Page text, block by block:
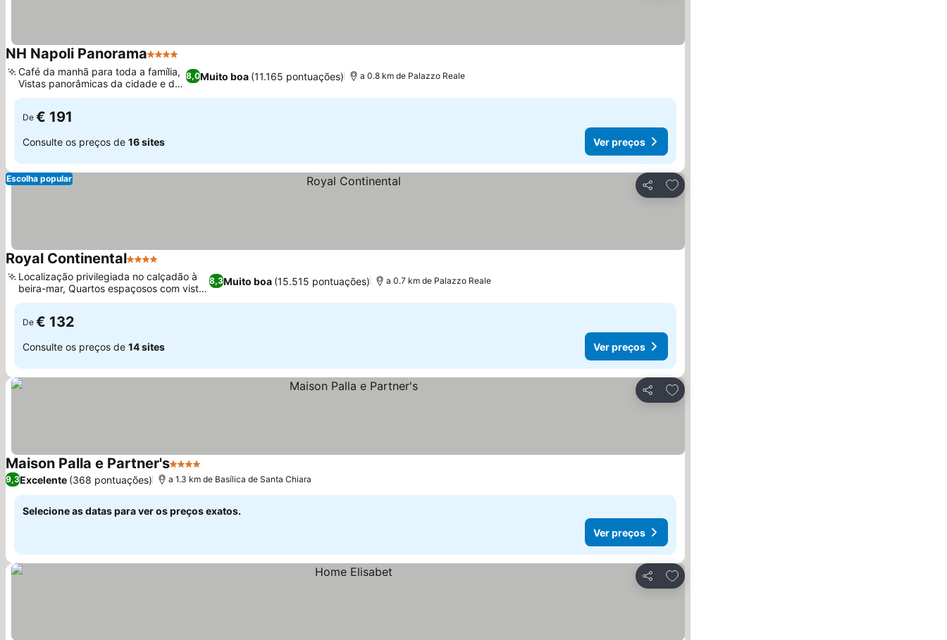
NH Napoli Panorama4 Estrelas
8,0Muito boa (11.165 pontuações)
Café da manhã para toda a família,
Vistas panorâmicas da cidade e do
mar
a 0.8 km de Palazzo Reale
De € 191
Consulte os preços de 16 sites Ver preços
Partilhar
Adicionar aos favoritos
Escolha popular
Royal Continental4 Estrelas
8,3Muito boa (15.515 pontuações)
Localização privilegiada no calçadão à
beira-mar, Quartos espaçosos com vista
para o golfo
a 0.7 km de Palazzo Reale
De € 132
Consulte os preços de 14 sites Ver preços
Partilhar
Adicionar aos favoritos
Maison Palla e Partner's4 Estrelas
9,3Excelente (368 pontuações) a 1.3 km de Basílica de Santa Chiara
Selecione as datas para ver os preços exatos.
Ver preços
Partilhar
Adicionar aos favoritos